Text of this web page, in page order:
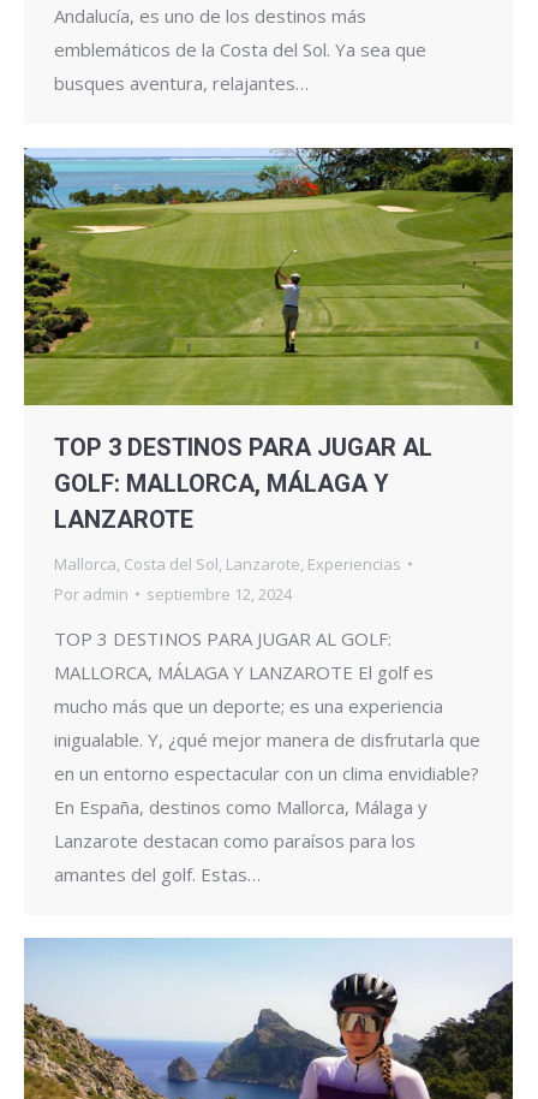
Andalucía, es uno de los destinos más
emblemáticos de la Costa del Sol. Ya sea que
busques aventura, relajantes…
TOP 3 DESTINOS PARA JUGAR AL
GOLF: MALLORCA, MÁLAGA Y
LANZAROTE
Mallorca Costa del Sol Lanzarote Experiencias
Por admin septiembre 12, 2024
TOP 3 DESTINOS PARA JUGAR AL GOLF:
MALLORCA, MÁLAGA Y LANZAROTE El golf es
mucho más que un deporte; es una experiencia
inigualable. Y, ¿qué mejor manera de disfrutarla que
en un entorno espectacular con un clima envidiable?
En España, destinos como Mallorca, Málaga y
Lanzarote destacan como paraísos para los
amantes del golf. Estas…